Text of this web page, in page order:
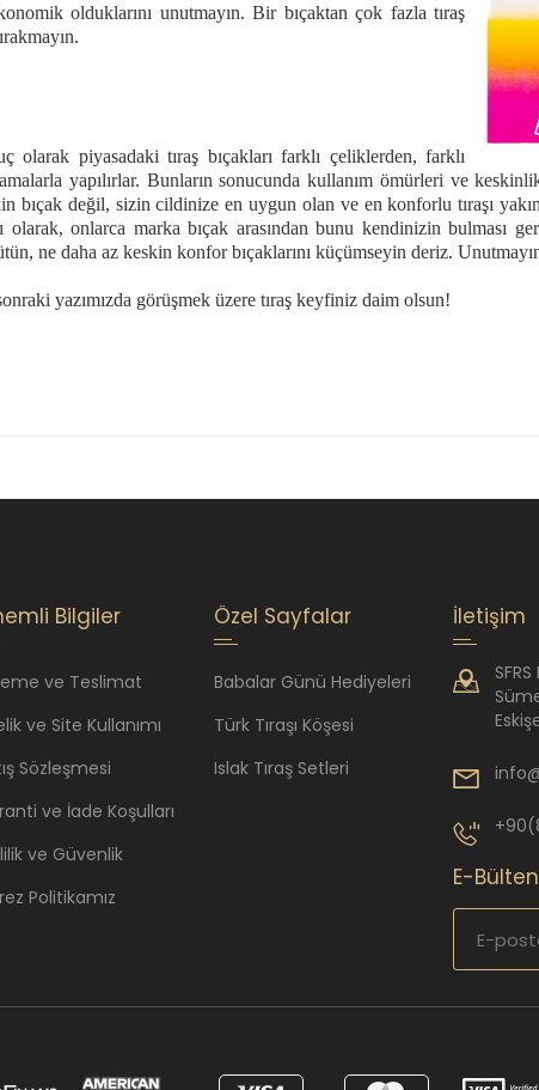
olduklarını unutmayın. Bir bıçaktan çok fazla tıraş
olarak piyasadaki tıraş bıçakları farklı çeliklerden, farklı
yapılırlar. Bunların sonucunda kullanım ömürleri ve
bıçak değil, sizin cildinize en uygun olan ve en konforlu tıraşı
olarak, onlarca marka bıçak arasından bunu kendinizin bulması
ne daha az keskin konfor bıçaklarını küçümseyin deriz.
yazımızda görüşmek üzere tıraş keyfiniz daim olsun!
Bilgiler
ve Teslimat
ve Site Kullanımı
Sözleşmesi
ve İade Koşulları
ve Güvenlik
Politikamız
Özel Sayfalar
Babalar Günü Hediyeleri
Türk Tıraşı Köşesi
Islak Tıraş Setleri
İletişim
E-Bülten